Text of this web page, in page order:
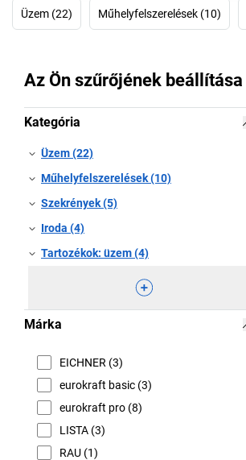
Üzem (22) Műhelyfelszerelések (10)
Az Ön szűrőjének beállítása
Kategória
Üzem (22)
Műhelyfelszerelések (10)
Szekrények (5)
Iroda (4)
Tartozékok: üzem (4)
Márka
EICHNER (3)
eurokraft basic (3)
eurokraft pro (8)
LISTA (3)
RAU (1)